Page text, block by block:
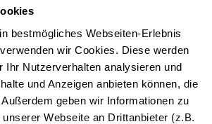
bestmögliches Webseiten-Erlebnis
wir Cookies. Diese werden
Ihr Nutzerverhalten analysieren und
und Anzeigen anbieten können, die
geben wir Informationen zu
Webseite an Drittanbieter (z.B.
bietet mit über 140 Inseln die perfekte
Kajakfahrten. Ein Highlight ist die Tour
lege ich Ihnen, besonders im
Halbinselans Herz. Hier erwarten Sie
Wanderungen im Regenwald und der
an dem Sie sich mit einer Schaufel Ihre
Quelle graben können.